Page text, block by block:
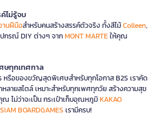
ไม่รู้จบ
านฝีมือสำหรับคนสร้างสรรค์ตัวจริง ทั้งสีไม้Colleen,
กรณ์ DIY ต่างๆ จากMONT MARTEให้คุณ
ษทุกเทศกาล
รือของขวัญสุดพิเศษสำหรับทุกโอกาส B2S เราคัด
หลายสไตล์ เหมาะสำหรับทุกเพศทุกวัย สร้างความสุข
ไม่ว่าจะเป็น กระเป๋าเก็บอุณหภูมิKAKAO
SIAM BOARDGAMES เรามีครบ!